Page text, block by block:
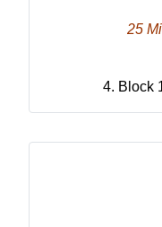
25 M
4. Block